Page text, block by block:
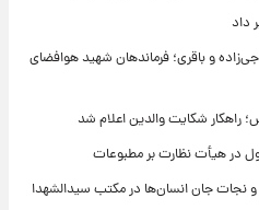
داد
و باقری؛ فرماندهان شهید هوافضای
راهکار شکایت والدین اعلام شد
در هیأت نظارت بر مطبوعات
و نجات جان انسان‌ها در مکتب سیدالشهدا